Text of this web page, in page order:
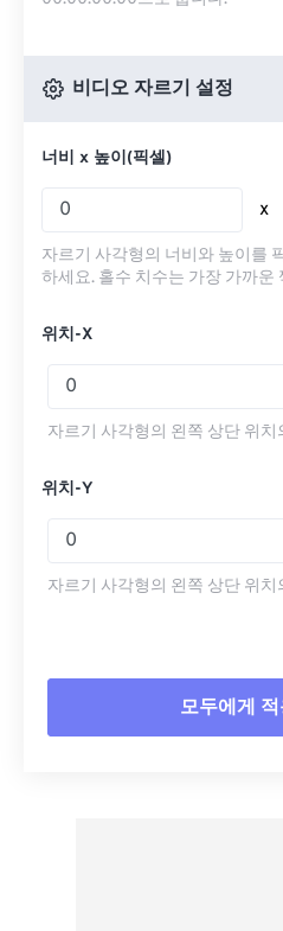
비디오 자르기 설정
너비 x 높이(픽셀)
x
자르기 사각형의 너비와 높이를
하세요. 홀수 치수는 가장 가까운
위치-X
자르기 사각형의 왼쪽 상단 위
위치-Y
자르기 사각형의 왼쪽 상단 위
모두에게